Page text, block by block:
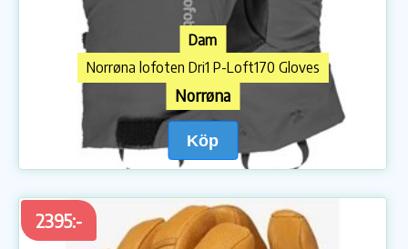
Dam
Norrøna lofoten Dri1 P-Loft170 Gloves
Norrøna
Köp
2395:-